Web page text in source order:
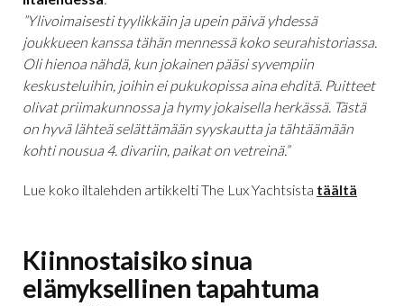
”Ylivoimaisesti tyylikkäin ja upein päivä yhdessä
joukkueen kanssa tähän mennessä koko seurahistoriassa.
Oli hienoa nähdä, kun jokainen pääsi syvempiin
keskusteluihin, joihin ei pukukopissa aina ehditä. Puitteet
olivat priimakunnossa ja hymy jokaisella herkässä. Tästä
on hyvä lähteä selättämään syyskautta ja tähtäämään
kohti nousua 4. divariin, paikat on vetreinä.”
Lue koko iltalehden artikkelti The Lux Yachtsista täältä
Kiinnostaisiko sinua
elämyksellinen tapahtuma